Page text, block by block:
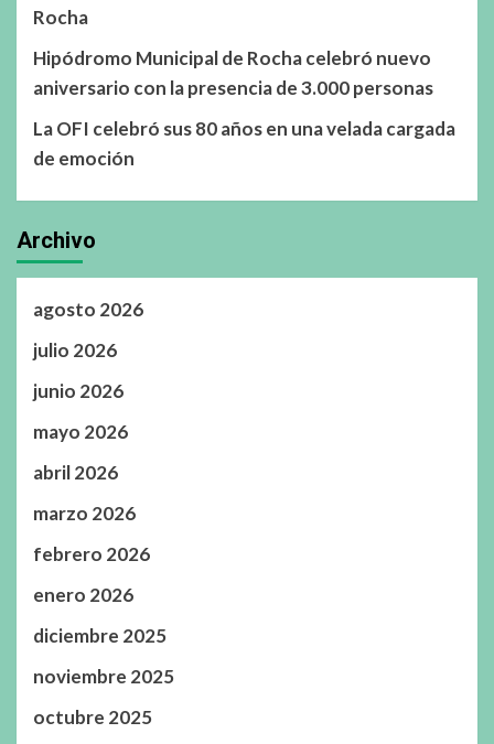
Rocha
Hipódromo Municipal de Rocha celebró nuevo
aniversario con la presencia de 3.000 personas
La OFI celebró sus 80 años en una velada cargada
de emoción
Archivo
agosto 2026
julio 2026
junio 2026
mayo 2026
abril 2026
marzo 2026
febrero 2026
enero 2026
diciembre 2025
noviembre 2025
octubre 2025